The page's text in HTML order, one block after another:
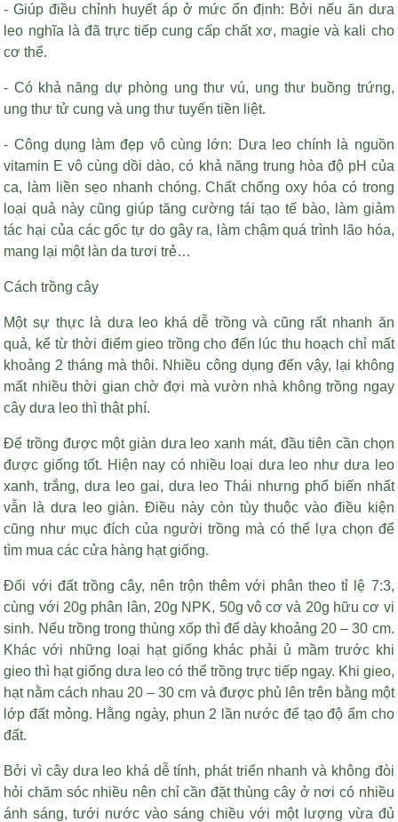
- Giúp điều chỉnh huyết áp ở mức ổn định: Bởi nếu ăn dưa
leo nghĩa là đã trực tiếp cung cấp chất xơ, magie và kali cho
cơ thể.
- Có khả năng dự phòng ung thư vú, ung thư buồng trứng,
ung thư tử cung và ung thư tuyến tiền liệt.
- Công dụng làm đẹp vô cùng lớn: Dưa leo chính là nguồn
vitamin E vô cùng dồi dào, có khả năng trung hòa độ pH của
ca, làm liền sẹo nhanh chóng. Chất chống oxy hóa có trong
loại quả này cũng giúp tăng cường tái tạo tế bào, làm giảm
tác hại của các gốc tự do gây ra, làm chậm quá trình lão hóa,
mang lại một làn da tươi trẻ…
Cách trồng cây
Một sự thực là dưa leo khá dễ trồng và cũng rất nhanh ăn
quả, kể từ thời điểm gieo trồng cho đến lúc thu hoạch chỉ mất
khoảng 2 tháng mà thôi. Nhiều công dụng đến vậy, lại không
mất nhiều thời gian chờ đợi mà vườn nhà không trồng ngay
cây dưa leo thì thật phí.
Để trồng được một giàn dưa leo xanh mát, đầu tiên cần chọn
được giống tốt. Hiện nay có nhiều loại dưa leo như dưa leo
xanh, trắng, dưa leo gai, dưa leo Thái nhưng phổ biến nhất
vẫn là dưa leo giàn. Điều này còn tùy thuộc vào điều kiện
cũng như mục đích của người trồng mà có thể lựa chọn để
tìm mua các cửa hàng hạt giống.
Đối với đất trồng cây, nên trộn thêm với phân theo tỉ lệ 7:3,
cùng với 20g phân lân, 20g NPK, 50g vô cơ và 20g hữu cơ vi
sinh. Nếu trồng trong thùng xốp thì để dày khoảng 20 – 30 cm.
Khác với những loại hạt giống khác phải ủ mầm trước khi
gieo thì hạt giống dưa leo có thể trồng trực tiếp ngay. Khi gieo,
hạt nằm cách nhau 20 – 30 cm và được phủ lên trên bằng một
lớp đất mỏng. Hằng ngày, phun 2 lần nước để tạo độ ẩm cho
đất.
Bởi vì cây dưa leo khá dễ tính, phát triển nhanh và không đòi
hỏi chăm sóc nhiều nên chỉ cần đặt thùng cây ở nơi có nhiều
ánh sáng, tưới nước vào sáng chiều với một lượng vừa đủ